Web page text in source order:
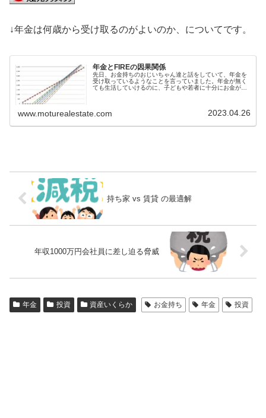
↓年金は何歳から受け取るのがよいのか、についてです。
年金とFIREの因果関係
先日、お金持ちのおじいちゃん達と話をしていて、年金を
受け取っているようなことを言っていました。年金が無く
ても生活していけるのに、子どもや若者に十分にお金がい
www.moturealestate.com 2023.04.26
持ち家 vs 賃貸 の最適解
年収1000万円会社員に差し迫る脅威
年金 投資 資産いくらか お金持ち 年金 投資